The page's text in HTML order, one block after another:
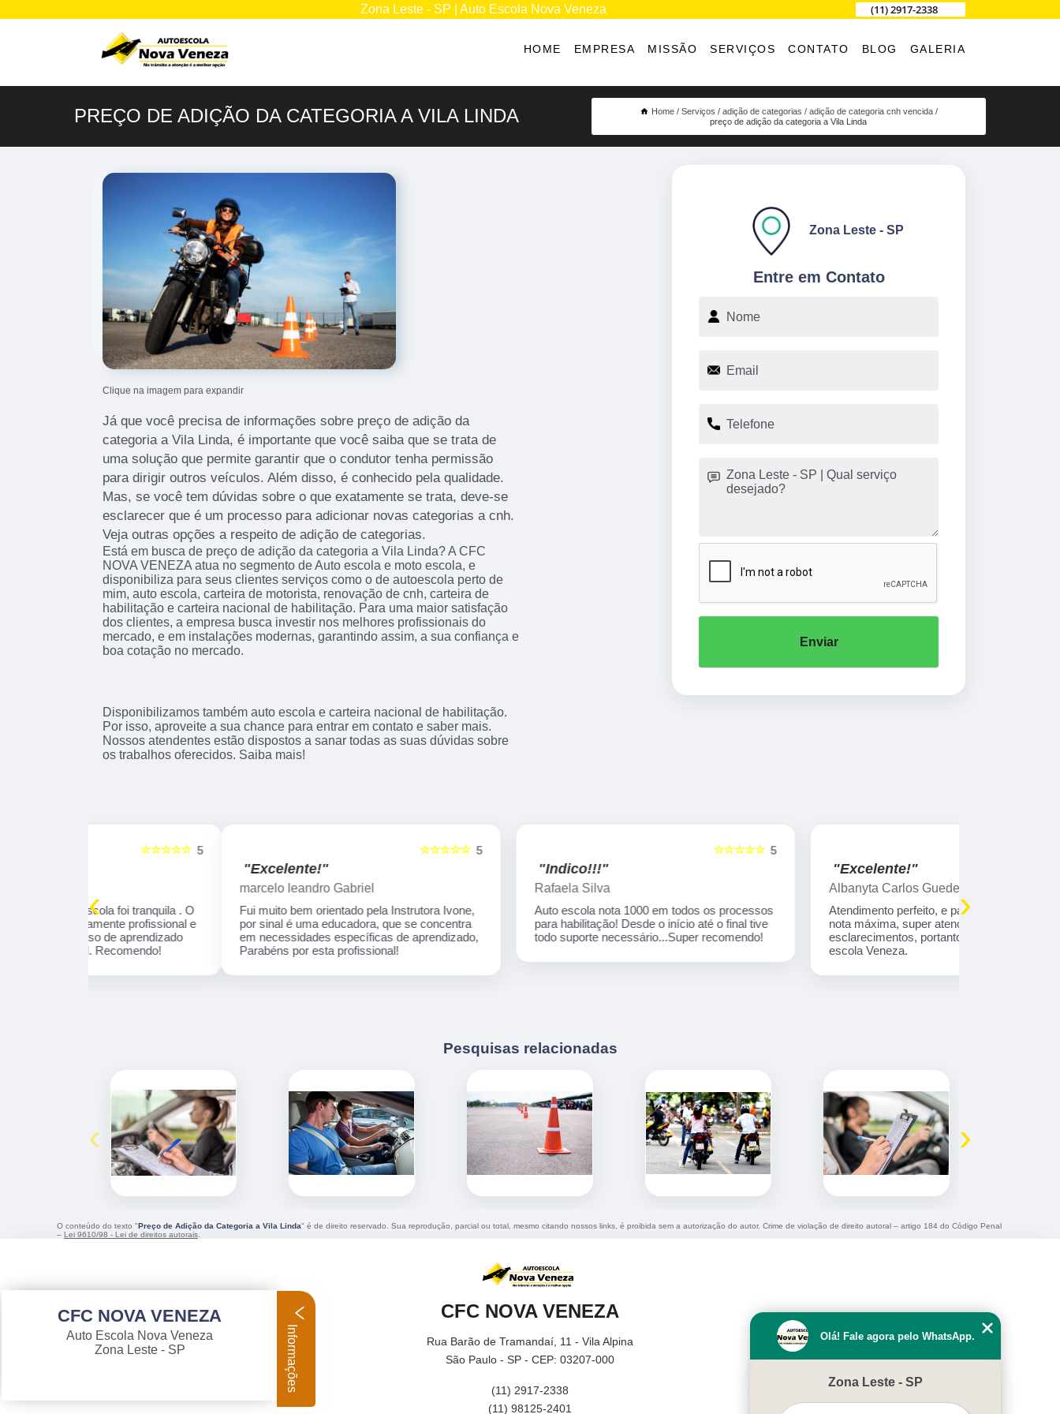
Zona Leste - SP | Auto Escola Nova Veneza (11) 2917-2338
HOME EMPRESA MISSÃO SERVIÇOS CONTATO BLOG GALERIA
PREÇO DE ADIÇÃO DA CATEGORIA A VILA LINDA Home Serviços adição de categorias
adição de categoria cnh vencida
preço de adição da categoria a Vila Linda
Clique na imagem para expandir
Já que você precisa de informações sobre preço de adição da
categoria a Vila Linda, é importante que você saiba que se trata de
uma solução que permite garantir que o condutor tenha permissão
para dirigir outros veículos. Além disso, é conhecido pela qualidade.
Mas, se você tem dúvidas sobre o que exatamente se trata, deve-se
esclarecer que é um processo para adicionar novas categorias a cnh.
Veja outras opções a respeito de adição de categorias.
Está em busca de preço de adição da categoria a Vila Linda? A CFC
NOVA VENEZA atua no segmento de Auto escola e moto escola, e
disponibiliza para seus clientes serviços como o de autoescola perto de
mim, auto escola, carteira de motorista, renovação de cnh, carteira de
habilitação e carteira nacional de habilitação. Para uma maior satisfação
dos clientes, a empresa busca investir nos melhores profissionais do
mercado, e em instalações modernas, garantindo assim, a sua confiança e
boa cotação no mercado.
Disponibilizamos também auto escola e carteira nacional de habilitação.
Por isso, aproveite a sua chance para entrar em contato e saber mais.
Nossos atendentes estão dispostos a sanar todas as suas dúvidas sobre
os trabalhos oferecidos. Saiba mais!
Entre em Contato
Zona Leste - SP
Enviar
marcelo leandro Gabriel
Fui muito bem orientado pela Instrutora Ivone,
por sinal é uma educadora, que se concentra
em necessidades específicas de aprendizado,
Parabéns por esta profissional!
Auto escola nota 1000 em todos os processos
para habilitação! Desde o início até o final tive
todo suporte necessário...Super recomendo!
Albanyta Carlos Guedes Fernandes
Atendimento perfeito, e para a atendente kelly,
nota máxima, super atenciosa e firme nos
esclarecimentos, portanto, super indico a auto
‹ ›
Pesquisas relacionadas
‹ ›
O conteúdo do texto "Preço de Adição da Categoria a Vila Linda" é de direito reservado. Sua reprodução, parcial ou total, mesmo citando nossos links, é proibida sem a autorização do autor. Crime de violação de direito autoral – artigo 184 do Código Penal
– Lei 9610/98 - Lei de direitos autorais
CFC NOVA VENEZA
Rua Barão de Tramandaí, 11 - Vila Alpina
São Paulo - SP - CEP: 03207-000
(11) 2917-2338
(11) 98125-2401
Olá! Fale agora pelo WhatsApp.
Zona Leste - SP
CFC NOVA VENEZA
Auto Escola Nova Veneza
Zona Leste - SP
Informações